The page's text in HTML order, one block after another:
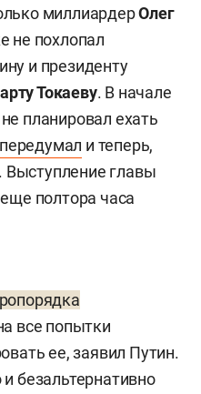
миллиардерОлег
не похлопал
и президенту
Токаеву. В начале
планировал ехать
передумал и теперь,
Выступление главы
полтора часа
все попытки
ее, заявил Путин.
безальтернативно